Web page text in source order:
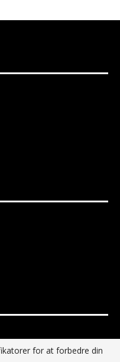
for at forbedre din